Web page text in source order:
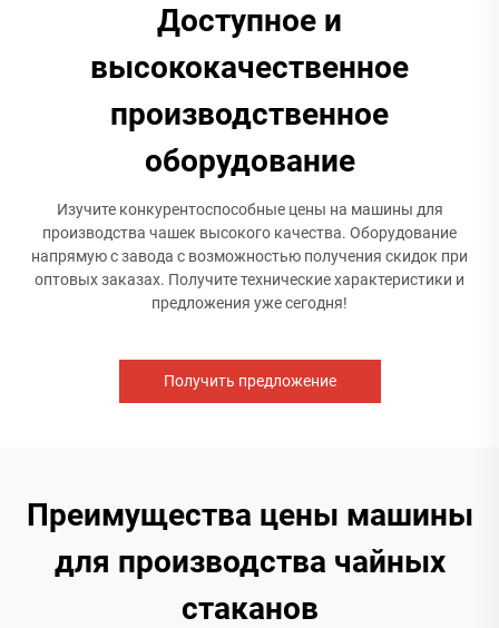
Доступное и
высококачественное
производственное
оборудование
Изучите конкурентоспособные цены на машины для
производства чашек высокого качества. Оборудование
напрямую с завода с возможностью получения скидок при
оптовых заказах. Получите технические характеристики и
предложения уже сегодня!
Получить предложение
Преимущества цены машины
для производства чайных
стаканов